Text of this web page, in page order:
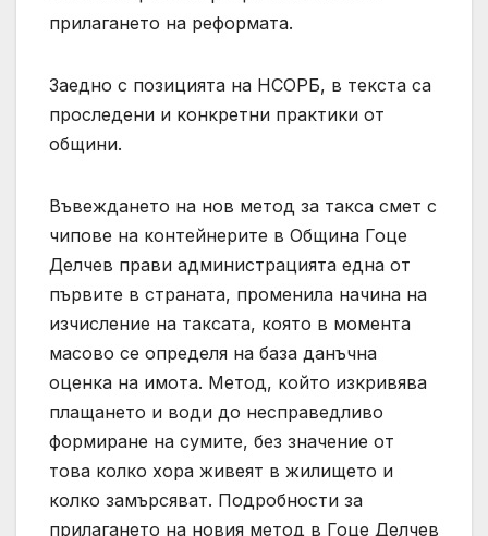
прилагането на реформата.
Заедно с позицията на НСОРБ, в текста са
проследени и конкретни практики от
общини.
Въвеждането на нов метод за такса смет с
чипове на контейнерите в Община Гоце
Делчев прави администрацията една от
първите в страната, променила начина на
изчисление на таксата, която в момента
масово се определя на база данъчна
оценка на имота. Метод, който изкривява
плащането и води до несправедливо
формиране на сумите, без значение от
това колко хора живеят в жилището и
колко замърсяват. Подробности за
прилагането на новия метод в Гоце Делчев